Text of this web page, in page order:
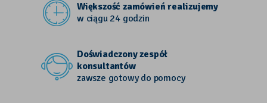
Większość zamówień realizujemy
w ciągu 24 godzin
Doświadczony zespół
konsultantów
zawsze gotowy do pomocy